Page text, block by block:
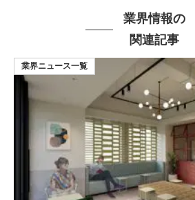
業界情報の
関連記事
業界ニュース一覧